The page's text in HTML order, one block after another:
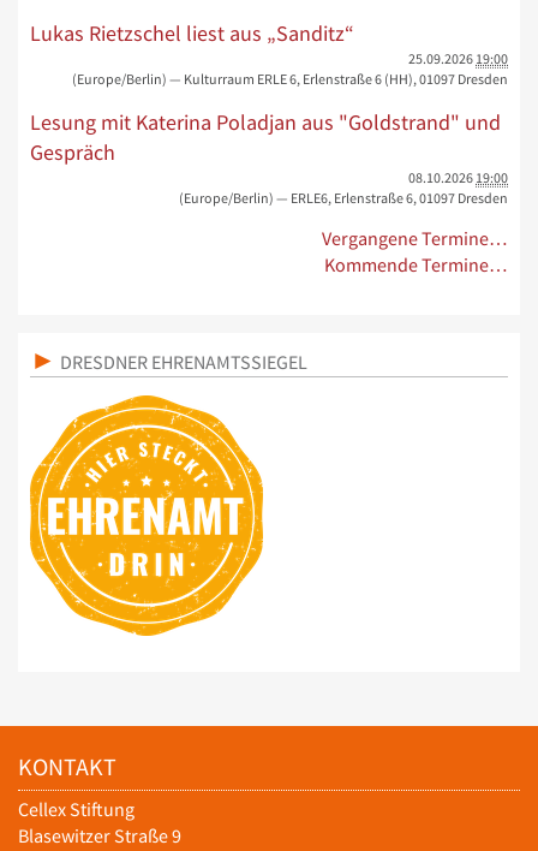
Lukas Rietzschel liest aus „Sanditz“
25.09.2026 19:00
(Europe/Berlin) — Kulturraum ERLE 6, Erlenstraße 6 (HH), 01097 Dresden
Lesung mit Katerina Poladjan aus "Goldstrand" und
Gespräch
08.10.2026 19:00
(Europe/Berlin) — ERLE6, Erlenstraße 6, 01097 Dresden
Vergangene Termine…
Kommende Termine…
DRESDNER EHRENAMTSSIEGEL
KONTAKT
Cellex Stiftung
Blasewitzer Straße 9